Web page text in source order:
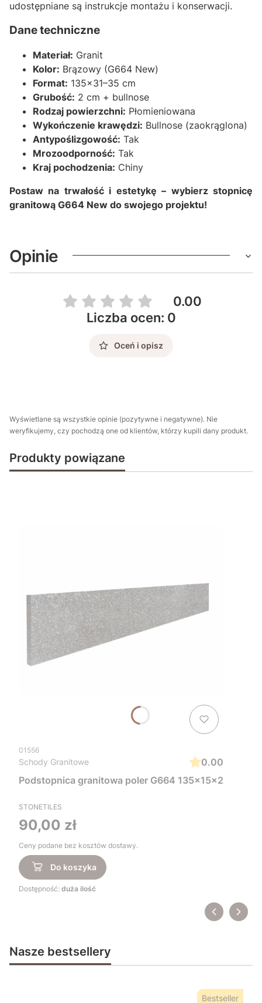
udostępniane są instrukcje montażu i konserwacji.
Dane techniczne
Materiał: Granit
Kolor: Brązowy (G664 New)
Format: 135x31–35 cm
Grubość: 2 cm + bullnose
Rodzaj powierzchni: Płomieniowana
Wykończenie krawędzi: Bullnose (zaokrąglona)
Antypoślizgowość: Tak
Mrozoodporność: Tak
Kraj pochodzenia: Chiny
Postaw na trwałość i estetykę – wybierz stopnicę
granitową G664 New do swojego projektu!
Opinie
0.00
Liczba ocen: 0
Oceń i opisz
Wyświetlane są wszystkie opinie (pozytywne i negatywne). Nie
weryfikujemy, czy pochodzą one od klientów, którzy kupili dany produkt.
Produkty powiązane
01556
Schody Granitowe
0.00
Podstopnica granitowa poler G664 135x15x2
STONETILES
Cena
90,00 zł
Ceny podane bez kosztów dostawy.
Do koszyka
Dostępność: duża ilość
Nasze bestsellery
Bestseller